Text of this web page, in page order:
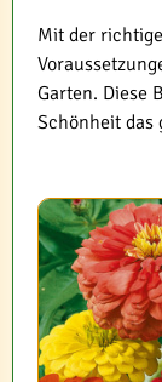
Mit der
Garten. Diese
Schönheit das